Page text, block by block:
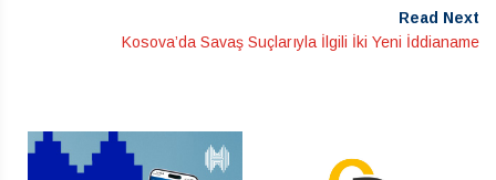
Read Next
Kosova’da Savaş Suçlarıyla İlgili İki Yeni İddianame